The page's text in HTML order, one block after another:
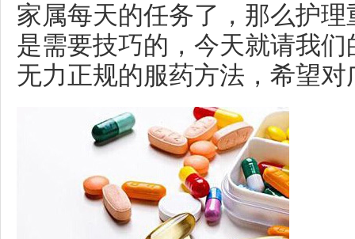
家属每天的任务了，那么护
是需要技巧的，今天就请我
无力正规的服药方法，希望